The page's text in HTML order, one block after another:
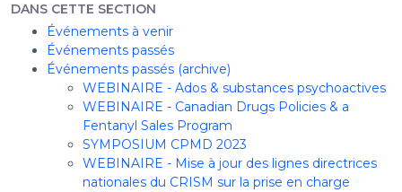
DANS CETTE SECTION
Événements à venir
Événements passés
Événements passés (archive)
WEBINAIRE - Ados & substances psychoactives
WEBINAIRE - Canadian Drugs Policies & a
Fentanyl Sales Program
SYMPOSIUM CPMD 2023
WEBINAIRE - Mise à jour des lignes directrices
nationales du CRISM sur la prise en charge